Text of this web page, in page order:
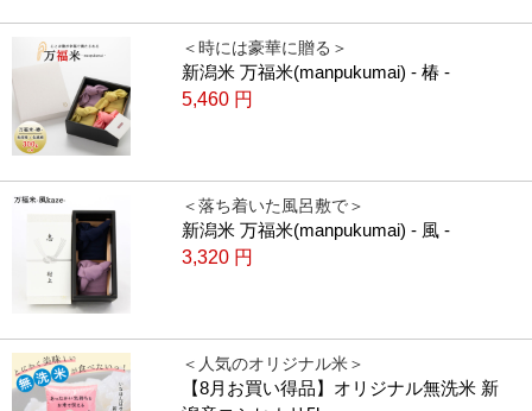
＜時には豪華に贈る＞
新潟米 万福米(manpukumai) - 椿 -
5,460 円
＜落ち着いた風呂敷で＞
新潟米 万福米(manpukumai) - 風 -
3,320 円
＜人気のオリジナル米＞
【8月お買い得品】オリジナル無洗米 新